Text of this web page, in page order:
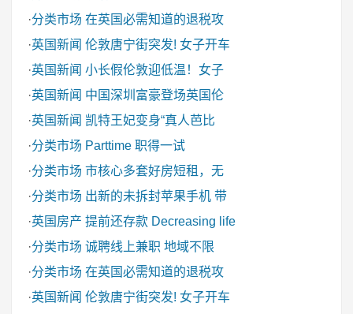
·分类市场 在英国必需知道的退税攻
·英国新闻 伦敦唐宁街突发! 女子开车
·英国新闻 小长假伦敦迎低温！女子
·英国新闻 中国深圳富豪登场英国伦
·英国新闻 凯特王妃变身“真人芭比
·分类市场 Parttime 职得一试
·分类市场 市核心多套好房短租，无
·分类市场 出新的未拆封苹果手机 带
·英国房产 提前还存款 Decreasing life
·分类市场 诚聘线上兼职 地域不限
·分类市场 在英国必需知道的退税攻
·英国新闻 伦敦唐宁街突发! 女子开车